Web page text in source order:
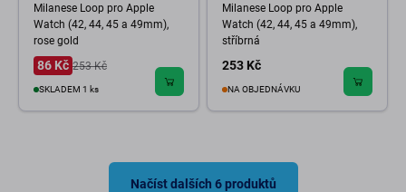
Milanese Loop pro Apple
Watch (42, 44, 45 a 49mm),
rose gold
86 Kč 253 Kč
SKLADEM 1 ks
Milanese Loop pro Apple
Watch (42, 44, 45 a 49mm),
stříbrná
253 Kč
NA OBJEDNÁVKU
Načíst dalších 6 produktů